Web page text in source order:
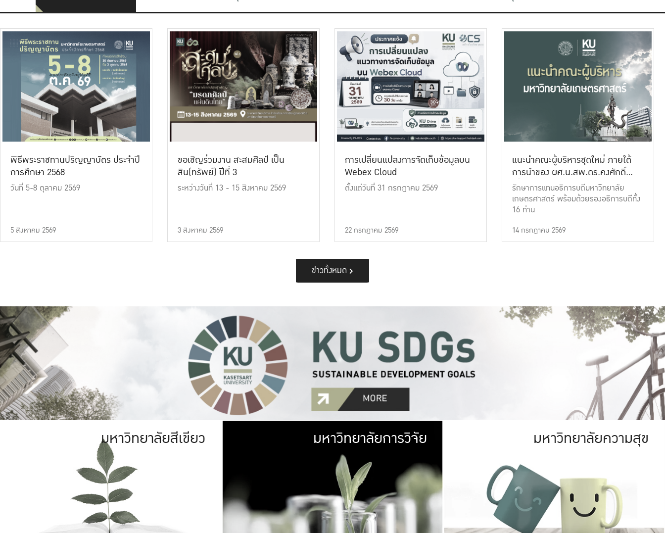
พิธีพระราชทานปริญญาบัตร ประจำปี
การศึกษา 2568
วันที่ 5-8 ตุลาคม 2569
5 สิงหาคม 2569
ขอเชิญร่วมงาน สะสมศิลป์ เป็น
สิน(ทรัพย์) ปีที่ 3
ระหว่างวันที่ 13 - 15 สิงหาคม 2569
3 สิงหาคม 2569
การเปลี่ยนแปลงการจัดเก็บข้อมูลบน
Webex Cloud
ตั้งแต่วันที่ 31 กรกฎาคม 2569
22 กรกฎาคม 2569
แนะนำคณะผู้บริหารชุดใหม่ ภายใต้
การนำของ ผศ.น.สพ.ดร.คงศักดิ์
เที่ยงธรรม
รักษาการแทนอธิการบดีมหาวิทยาลัย
เกษตรศาสตร์ พร้อมด้วยรองอธิการบดีทั้ง
16 ท่าน
14 กรกฎาคม 2569
ข่าวทั้งหมด
มหาวิทยาลัยสีเขียว มหาวิทยาลัย
เกษตรศาสตร์ มีพื้นที่เขียวสดใส หนาแน่น
เป็นป่าในเมือง (URBAN FOREST)
เกษตรในเมือง (URBAN AGRICULTURE)
ที่นับรวมกันได้ประมาณ 1,400 ไร่
มหาวิทยาลัยการวิจัย มหาวิทยาลัย
ให้กับประชาชน
มหาวิทยาลัยความสุข